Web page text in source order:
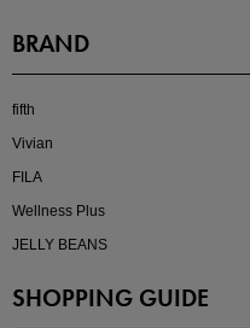
BRAND
fifth
Vivian
FILA
Wellness Plus
JELLY BEANS
SHOPPING GUIDE